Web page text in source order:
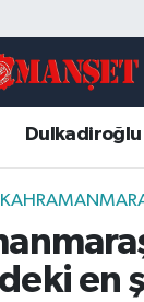
Dulkadiroğlu
en
Nöbetçi
Hava
Trafik
Durumu ve